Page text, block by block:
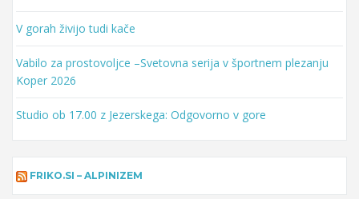
V gorah živijo tudi kače
Vabilo za prostovoljce –Svetovna serija v športnem plezanju
Koper 2026
Studio ob 17.00 z Jezerskega: Odgovorno v gore
FRIKO.SI – ALPINIZEM